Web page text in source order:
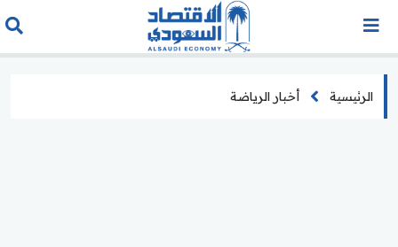
الرئيسية أخبار الرياضة